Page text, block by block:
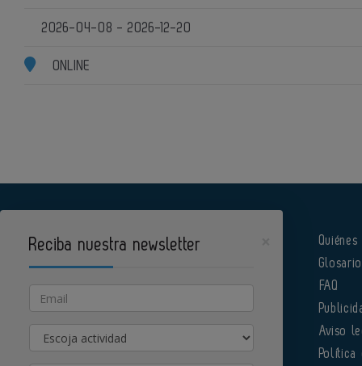
2026-04-08 - 2026-12-20
ONLINE
Glosario
FAQ
Aviso
Política
Reciba nuestra newsletter
Email
Actividad